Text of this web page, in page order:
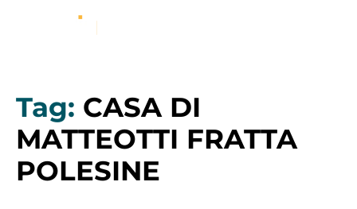
Tag: CASA DI
MATTEOTTI FRATTA
POLESINE